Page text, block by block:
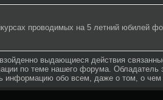
проводимых на 5 летний юбилей
выдающиеся действия
по теме нашего форума. Обладатель
информацию обо всем, даже о том, о чем